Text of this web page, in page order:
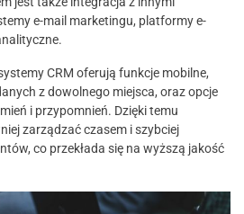
e-mail marketingu, platformy e-
CRM oferują funkcje mobilne,
z dowolnego miejsca, oraz opcje
i przypomnień. Dzięki temu
zarządzać czasem i szybciej
co przekłada się na wyższą jakość